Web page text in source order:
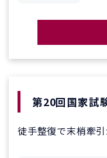
第20回国家試
徒手整復で末梢牽